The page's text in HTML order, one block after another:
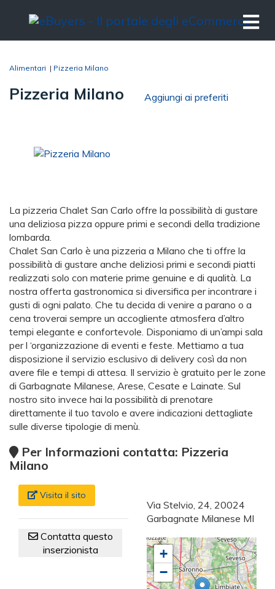
Alimentari | Pizzeria Milano
Pizzeria Milano Aggiungi ai preferiti
La pizzeria Chalet San Carlo offre la possibilità di gustare
una deliziosa pizza oppure primi e secondi della tradizione
lombarda.
Chalet San Carlo è una pizzeria a Milano che ti offre la
possibilità di gustare anche deliziosi primi e secondi piatti
realizzati solo con materie prime genuine e di qualità. La
nostra offerta gastronomica si diversifica per incontrare i
gusti di ogni palato. Che tu decida di venire a parano o a
cena troverai sempre un accogliente atmosfera d’altro
tempi elegante e confortevole. Disponiamo di un’ampi sala
per l ‘organizzazione di eventi e feste. Mettiamo a tua
disposizione il servizio esclusivo di delivery così da non
avere file e tempi di attesa. Il servizio è gratuito per le zone
di Garbagnate Milanese, Arese, Cesate e Lainate. Sul
nostro sito invece hai la possibilità di prenotare
direttamente il tuo tavolo e avere indicazioni dettagliate
sulle diverse tipologie di menù.
Per Informazioni contatta: Pizzeria
Milano
Visita il sito
Contatta questo
inserzionista
Via Stelvio, 24, 20024
Garbagnate Milanese MI
+
−